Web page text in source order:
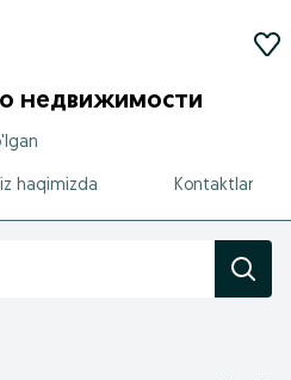
недвижимости
haqimizda Kontaktlar